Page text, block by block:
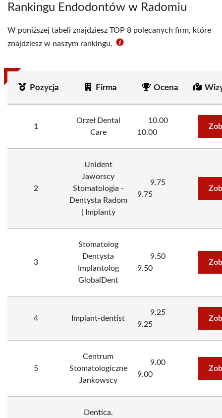
Rankingu Endodontów w Radomiu
W poniższej tabeli znajdziesz TOP 8 polecanych firm, które
znajdziesz w naszym rankingu.
Pozycja Firma Ocena
1
Orzeł Dental
Care
10.00
10.00
2
Unident
Jaworscy
Stomatologia -
Dentysta Radom
| Implanty
9.75
9.75
3
Stomatolog
Dentysta
Implantolog
GlobalDent
9.50
9.50
4 Implant-dentist
9.25
9.25
5
Centrum
Stomatologiczne
Jankowscy
9.00
9.00
Dentica.